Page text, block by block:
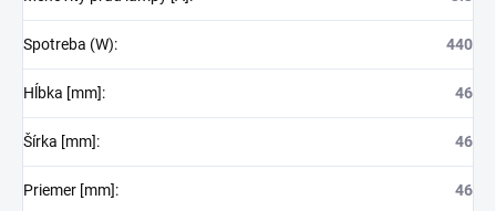
Spotreba (W): 440
Hĺbka [mm]: 46
Šírka [mm]: 46
Priemer [mm]: 46